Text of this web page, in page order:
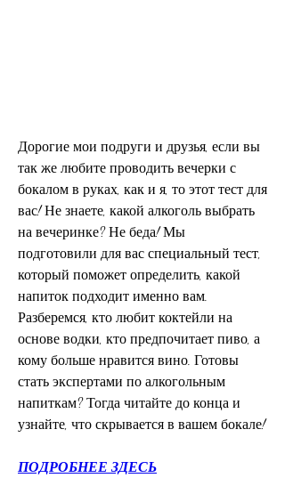
Дорогие мои подруги и друзья, если вы
так же любите проводить вечерки с
бокалом в руках, как и я, то этот тест для
вас! Не знаете, какой алкоголь выбрать
на вечеринке? Не беда! Мы
подготовили для вас специальный тест,
который поможет определить, какой
напиток подходит именно вам.
Разберемся, кто любит коктейли на
основе водки, кто предпочитает пиво, а
кому больше нравится вино. Готовы
стать экспертами по алкогольным
напиткам? Тогда читайте до конца и
узнайте, что скрывается в вашем бокале!
ПОДРОБНЕЕ ЗДЕСЬ